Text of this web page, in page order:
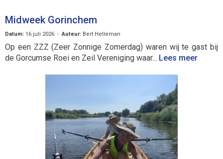
Midweek Gorinchem
Datum: 16 juli 2026 -Auteur: Bert Helleman
Op een ZZZ (Zeer Zonnige Zomerdag) waren wij te gast bij
de Gorcumse Roei en Zeil Vereniging waar... Lees meer